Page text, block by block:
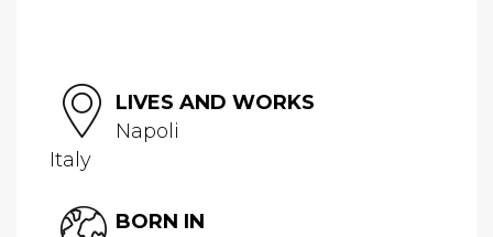
LIVES AND WORKS
Napoli
Italy
BORN IN